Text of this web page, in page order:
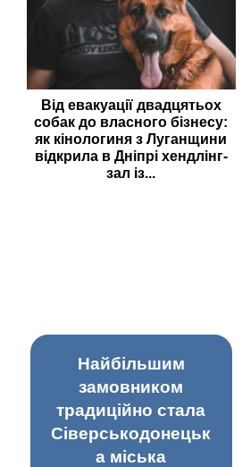
Від евакуації двадцятьох
собак до власного бізнесу:
як кінологиня з Луганщини
відкрила в Дніпрі хендлінг-
зал із...
Найбільшим
замовником
традиційно стала
Сіверськодонецьк
а міська